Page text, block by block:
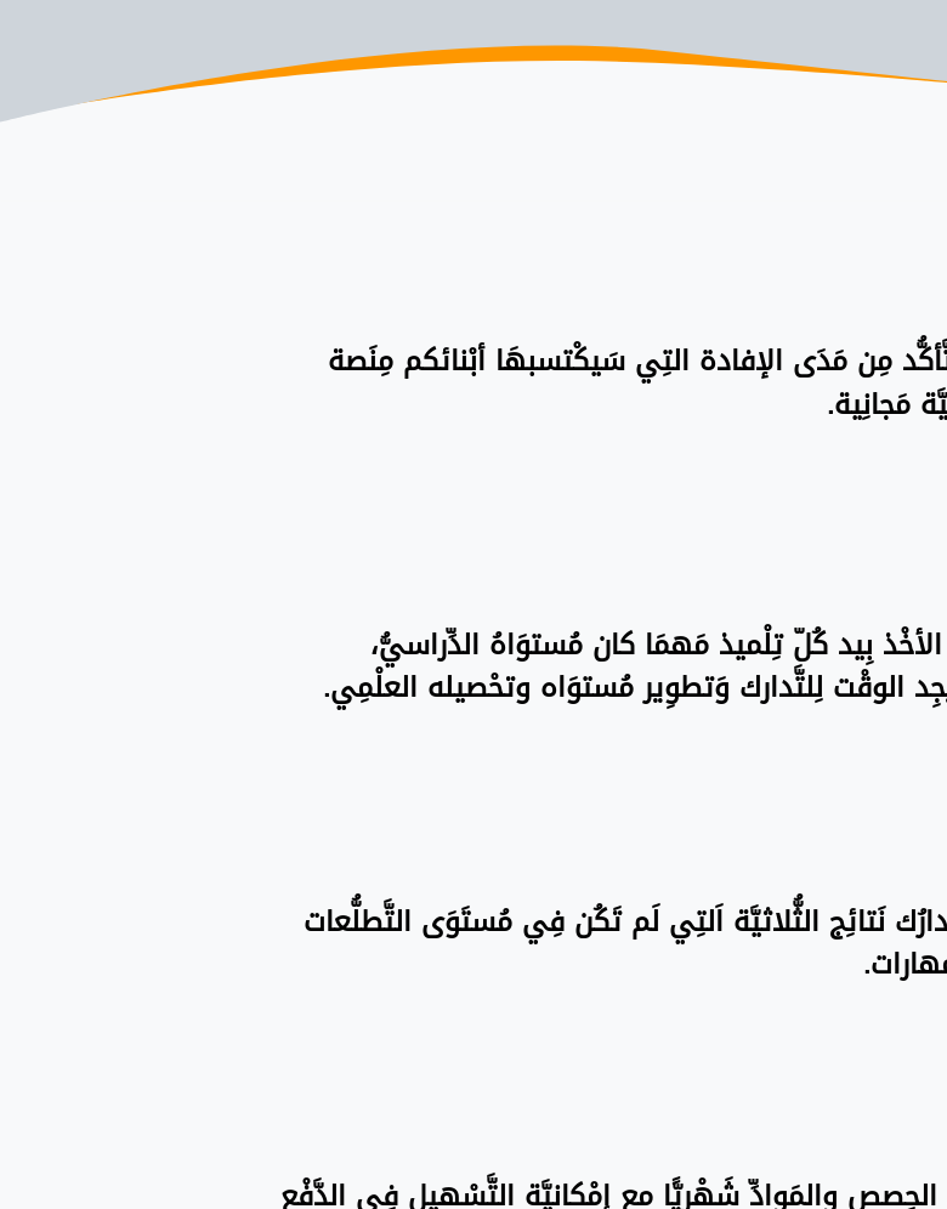
مِن مَدَى الإفادة التِي سَيكْتسبهَا أبْنائكم مِنَصة
مَجانِية.
بِيد كُلّ تِلْميذ مَهمَا كان مُستوَاهُ الدِّراسيُّ،
الوقْت لِلتَّدارك وَتطوِير مُستوَاه وتحْصيله العلْمِي.
نَتائِج الثُّلاثيَّة اَلتِي لَم تَكُن فِي مُستَوَى التَّطلُّعات
الحِصص والمَوادِّ شَهْريًّا مع إِمْكانيَّة التَّسْهيل فِي الدَّفْع